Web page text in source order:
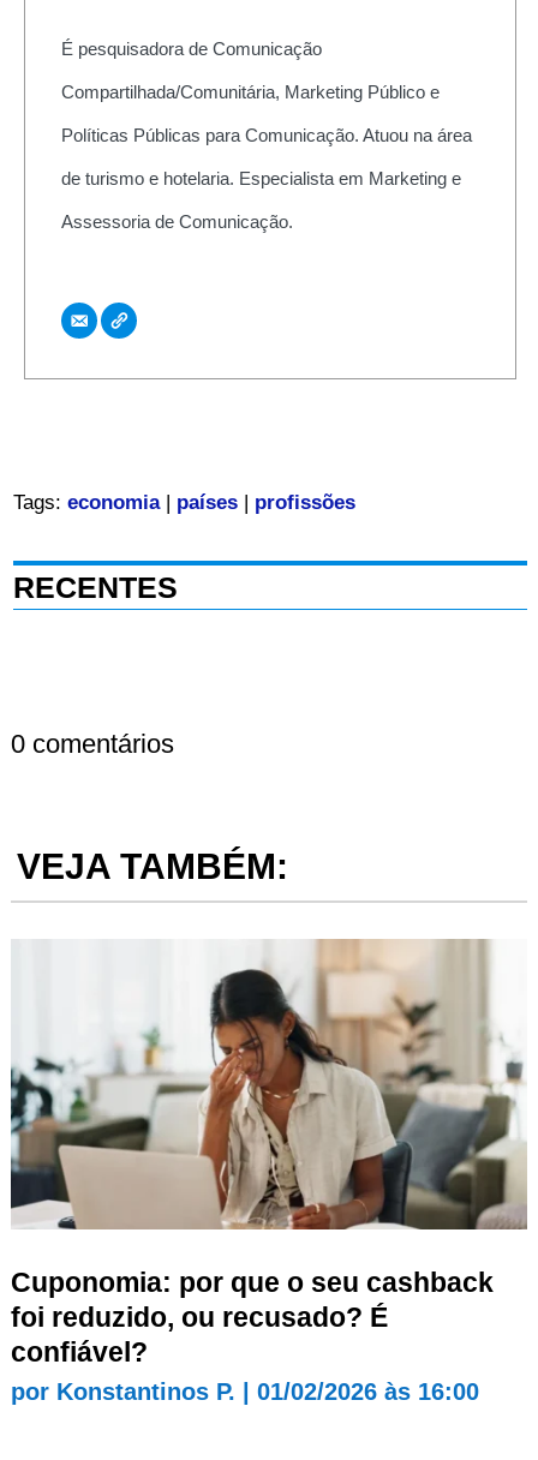
É pesquisadora de Comunicação
Compartilhada/Comunitária, Marketing Público e
Políticas Públicas para Comunicação. Atuou na área
de turismo e hotelaria. Especialista em Marketing e
Assessoria de Comunicação.
Tags: economia| países| profissões
RECENTES
0 comentários
VEJA TAMBÉM:
Cuponomia: por que o seu cashback
foi reduzido, ou recusado? É
confiável?
por Konstantinos P. 01/02/2026 às 16:00